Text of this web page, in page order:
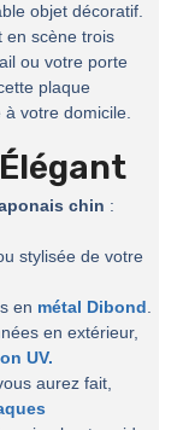
objet décoratif.
en scène trois
ou votre porte
plaque
votre domicile.
chin :
stylisée de votre
en métal Dibond.
en extérieur,
UV.
aurez fait,